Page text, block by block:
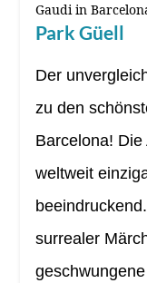
Gaudi in
Park Güell
Der
zu den
Barcelona!
weltweit
surrealer